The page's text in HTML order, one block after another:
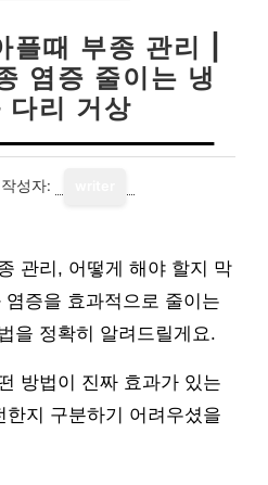
플때 부종 관리 |
염증 줄이는 냉
다리 거상
작성자:
관리, 어떻게 해야 할지 막
증을 효과적으로 줄이는
을 정확히 알려드릴게요.
방법이 진짜 효과가 있는
지 구분하기 어려우셨을